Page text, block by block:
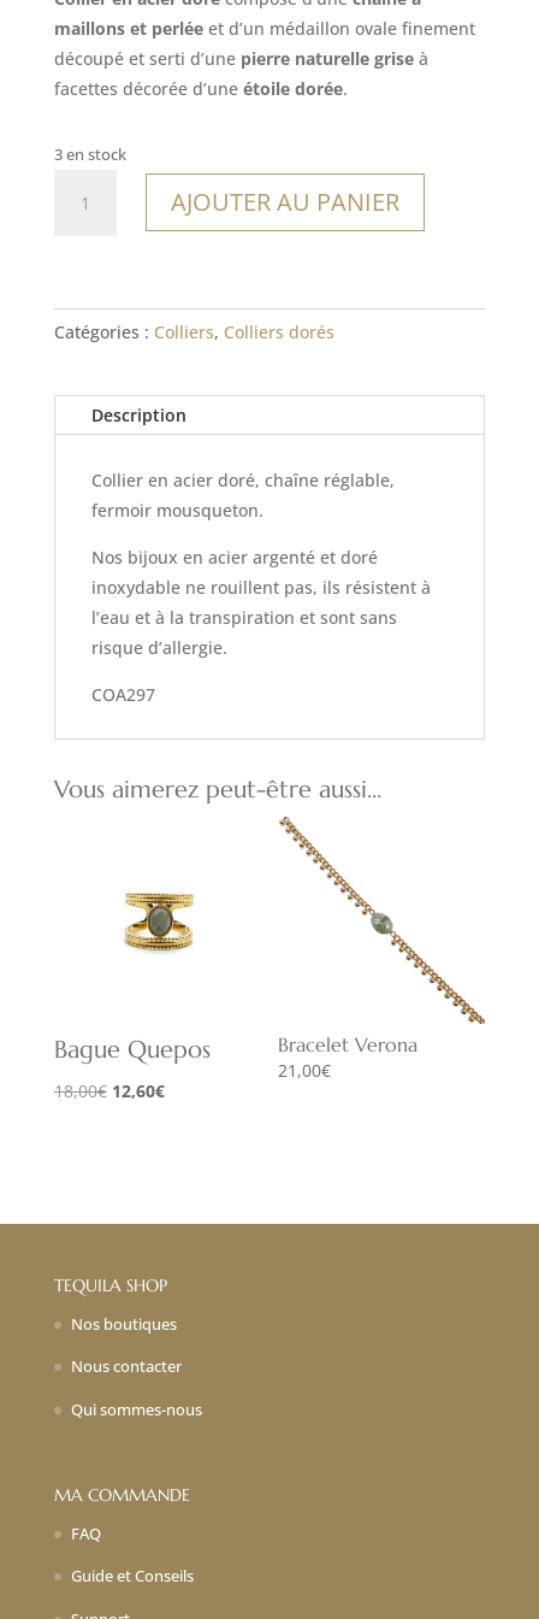
maillons et perléeet d’un médaillon ovale finement
découpé et serti d’une pierre naturelle griseà
facettes décorée d’une étoile dorée.
3 en stock
AJOUTER AU PANIER
Catégories : Colliers, Colliers dorés
Description
Collier en acier doré, chaîne réglable,
fermoir mousqueton.
Nos bijoux en acier argenté et doré
inoxydable ne rouillent pas, ils résistent à
l’eau et à la transpiration et sont sans
risque d’allergie.
COA297
Vous aimerez peut-être aussi…
Bague Quepos
18,00€ Le
12,60€Le
Bracelet Verona
21,00€
TEQUILA SHOP
Nos boutiques
Nous contacter
Qui sommes-nous
MA COMMANDE
FAQ
Guide et Conseils